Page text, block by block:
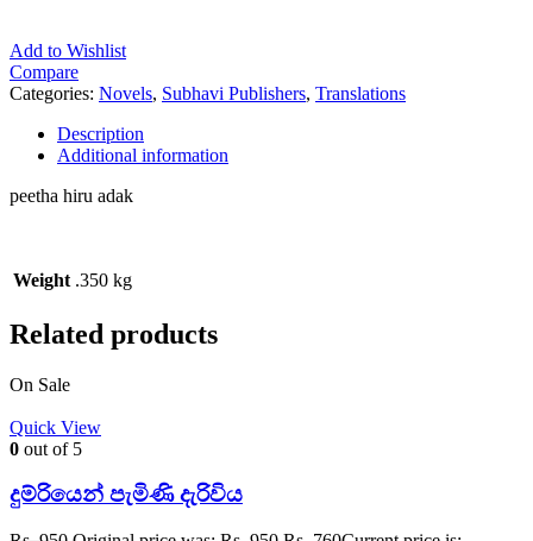
Add to Wishlist
Compare
Categories: Novels, Subhavi Publishers, Translations
Description
Additional information
peetha hiru adak
Weight .350 kg
Related products
On Sale
Quick View
0 out of 5
දුම්රියෙන් පැමිණි දැරිවිය